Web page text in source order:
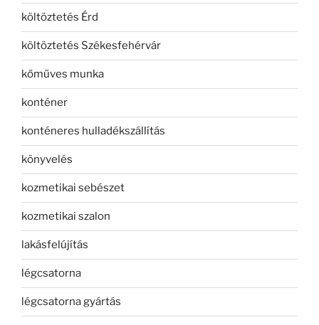
költöztetés Érd
költöztetés Székesfehérvár
kőműves munka
konténer
konténeres hulladékszállítás
könyvelés
kozmetikai sebészet
kozmetikai szalon
lakásfelújítás
légcsatorna
légcsatorna gyártás